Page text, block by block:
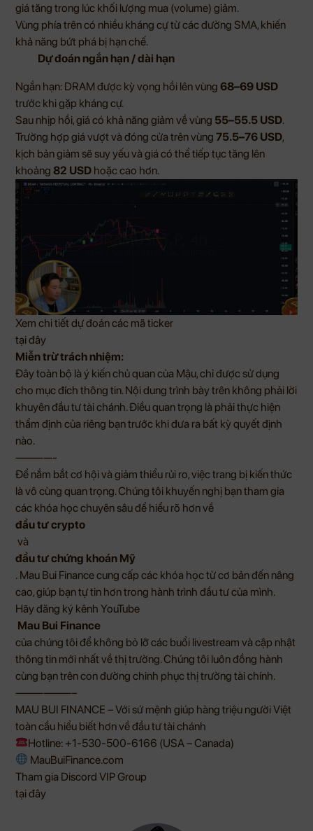
giá tăng trong lúc khối lượng mua (volume) giảm.
Vùng phía trên có nhiều kháng cự từ các đường SMA, khiến
khả năng bứt phá bị hạn chế.
Dự đoán ngắn hạn / dài hạn
Ngắn hạn: DRAM được kỳ vọng hồi lên vùng 68–69 USD
trước khi gặp kháng cự.
Sau nhịp hồi, giá có khả năng giảm về vùng 55–55.5 USD.
Trường hợp giá vượt và đóng cửa trên vùng 75.5–76 USD,
kịch bản giảm sẽ suy yếu và giá có thể tiếp tục tăng lên
khoảng 82 USD hoặc cao hơn.
Xem chi tiết dự đoán các mã ticker
tại đây
Miễn trừ trách nhiệm:
Đây toàn bộ là ý kiến chủ quan của Mậu, chỉ được sử dụng
cho mục đích thông tin. Nội dung trình bày trên không phải lời
khuyên đầu tư tài chánh. Điều quan trọng là phải thực hiện
thẩm định của riêng bạn trước khi đưa ra bất kỳ quyết định
nào.
————-
Để nắm bắt cơ hội và giảm thiểu rủi ro, việc trang bị kiến thức
là vô cùng quan trọng. Chúng tôi khuyến nghị bạn tham gia
các khóa học chuyên sâu để hiểu rõ hơn về
đầu tư crypto
và
đầu tư chứng khoán Mỹ
. Mau Bui Financecung cấp các khóa học từ cơ bản đến nâng
cao, giúp bạn tự tin hơn trong hành trình đầu tư của mình.
Hãy đăng ký kênh YouTube
Mau Bui Finance
của chúng tôi để không bỏ lỡ các buổi livestream và cập nhật
thông tin mới nhất về thị trường. Chúng tôi luôn đồng hành
cùng bạn trên con đường chinh phục thị trường tài chính.
——————–
MAU BUI FINANCE – Với sứ mệnh giúp hàng triệu người Việt
toàn cầu hiểu biết hơn về đầu tư tài chánh
Hotline: +1-530-500-6166 (USA – Canada)
MauBuiFinance.com
Tham gia Discord VIP Group
tại đây